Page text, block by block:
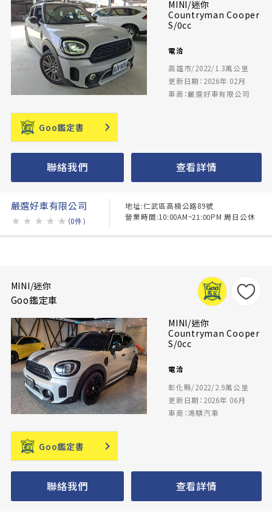
MINI/迷你
Countryman Cooper
S/0cc
電洽
高雄市/2022/1.3萬公里
更新日期：2026年 02月
車商：嚴選好車有限公司
Goo鑑定書
聯絡我們 查看詳情
嚴選好車有限公司
★ ★ ★ ★ ★ （0件）
地址:仁武區高楠公路89號
營業時間:10:00AM~21:00PM 周日公休
MINI/迷你
Goo鑑定車
MINI/迷你
Countryman Cooper
S/0cc
電洽
彰化縣/2022/2.9萬公里
更新日期：2026年 06月
車商：鴻騏汽車
Goo鑑定書
聯絡我們 查看詳情